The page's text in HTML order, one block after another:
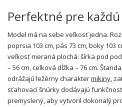
Perfektné pre
Model má na sebe veľkosť jedna.
poprsia 103 cm, pás 73 cm, boky 103
veľkosť meraná plochá: šírka pod
– 56 cm, celková dĺžka – 76 cm.
odrážajú ležérny charaktermikiny,
sťahovací šnúrky dodávajú
premyslený, aby vytvoril dokonalý